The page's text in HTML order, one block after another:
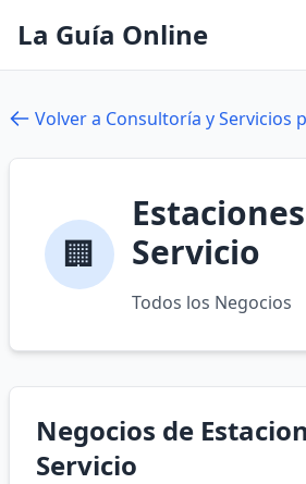
La Guía Online
Volver a Consultoría y Servicios
🏢
Servicio
Todos los Negocios
Negocios de
Servicio